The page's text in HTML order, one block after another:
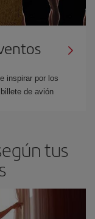
inspirar por los
de avión
tus